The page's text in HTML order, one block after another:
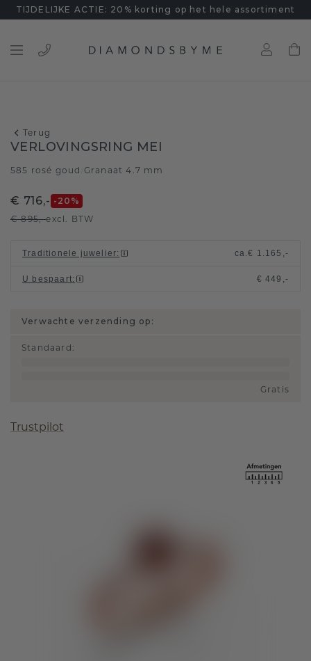
TIJDELIJKE ACTIE: 20% korting op het hele assortiment
Terug
VERLOVINGSRING MEI
585 rosé goud Granaat 4.7 mm
€ 716,- -20 %
€ 895,-excl. BTW
Traditionele juwelier: ca.€ 1.165,-
U bespaart: € 449,-
Verwachte verzending op:
Standaard :
Gratis
Trustpilot